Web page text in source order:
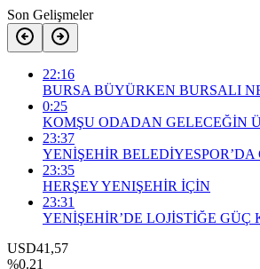
Son Gelişmeler
22:16
BURSA BÜYÜRKEN BURSALI
0:25
KOMŞU ODADAN GELECEĞİN
23:37
YENİŞEHİR
23:35
HERŞEY YENIŞEHİR İÇİN
23:31
YENİŞEHİR’DE LOJİSTİĞE
USD41,57
%0.21